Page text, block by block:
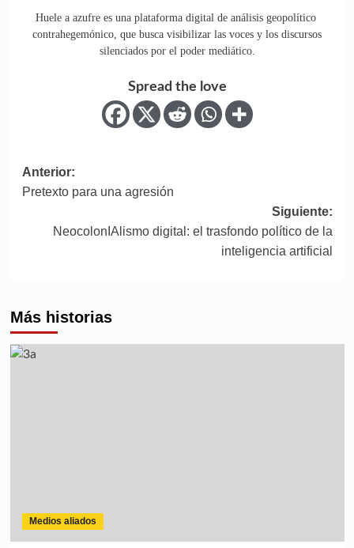
Huele a azufre es una plataforma digital de análisis geopolítico
contrahegemónico, que busca visibilizar las voces y los discursos
silenciados por el poder mediático.
Spread the love
Anterior:
Pretexto para una agresión
Siguiente:
NeocolonIAlismo digital: el trasfondo político de la
inteligencia artificial
Más historias
Medios aliados